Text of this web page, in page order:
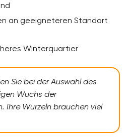
an geeigneteren Standort
Winterquartier
Sie bei der Auswahl des
Wuchs der
Ihre Wurzeln brauchen viel